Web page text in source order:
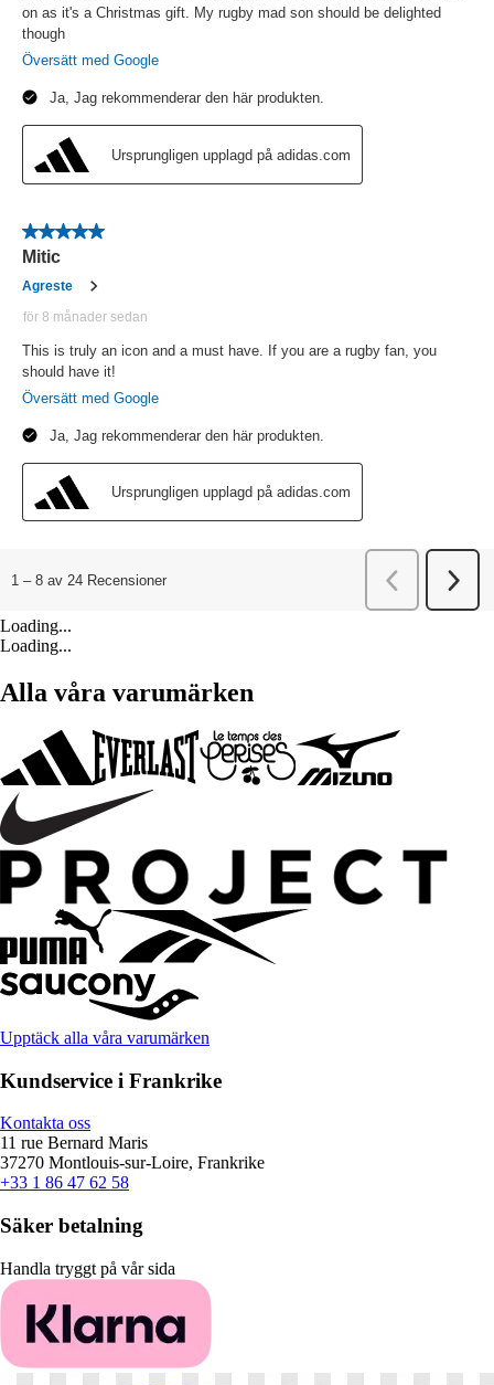
Loading...
Loading...
Alla våra varumärken
Upptäck alla våra varumärken
Kundservice i Frankrike
Kontakta oss
11 rue Bernard Maris
37270 Montlouis-sur-Loire, Frankrike
+33 1 86 47 62 58
Säker betalning
Handla tryggt på vår sida